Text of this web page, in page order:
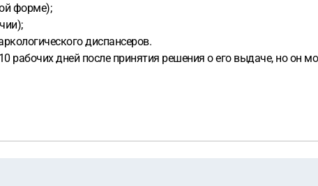
форме);
диспансеров.
рабочих дней после принятия решения о его выдаче, но он